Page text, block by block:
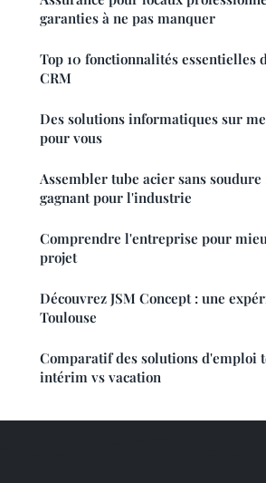
garanties à ne pas manquer
Top 10 fonctionnalités essentielles
CRM
Des solutions informatiques sur
pour vous
Assembler tube acier sans soudure
gagnant pour l'industrie
Comprendre l'entreprise pour
projet
Découvrez JSM Concept : une
Toulouse
Comparatif des solutions d'emploi
intérim vs vacation